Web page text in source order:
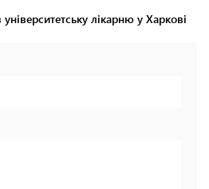
лікарню у Харкові